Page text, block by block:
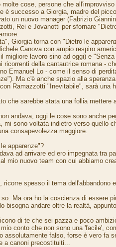
cose, persone che
è successo a Giorgia, madre del
un nuovo manager (Fabrizio
Rei e Jovanotti per sfornare
Giorgia torna con "Dietro le
Canova con ampio respiro
migliore lavoro sino ad oggi) e
ricorrenti della cantautrice romana -
Emanuel Lo - come il senso di
Ma c'è anche spazio alla
Ramazzotti "Inevitabile", sarà una
che sarebbe stata una follia mettere
andava, oggi le cose sono anche
mi sono voltata indietro verso quello
consapevolezza maggiore.
apparenze"?
ad arrivare ed ero impegnata tra
mio nuovo team con cui abbiamo
spesso il tema dell'abbandono
Ma ora ho la coscienza di essere
bisogna andare oltre la realtà,
di te che sei pazza e poco
conto che non sono una 'facile',
assolutamente falso, forse è vero fa
a canoni precostituiti...